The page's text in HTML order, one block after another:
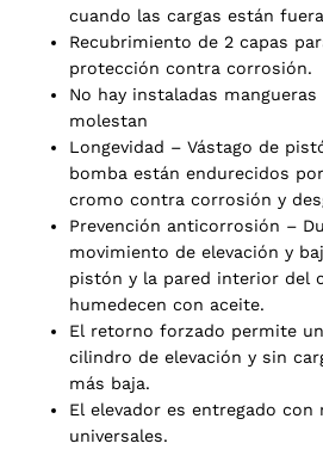
cuando las cargas están
Recubrimiento de 2 capas
protección contra corrosión.
No hay instaladas
molestan
Longevidad – Vástago de
bomba están endurecidos
cromo contra corrosión y
Prevención anticorrosión –
movimiento de elevación y
pistón y la pared interior del
humedecen con aceite.
El retorno forzado permite
cilindro de elevación y sin
más baja.
El elevador es entregado con
universales.